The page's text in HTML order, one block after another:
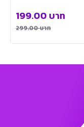
299.00บาท
199.00 บาท